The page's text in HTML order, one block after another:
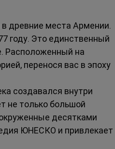
в древние места Армении.
году. Это единственный
Расположенный на
перенося вас в эпоху
создавался внутри
не только большой
десятками
ЮНЕСКО и привлекает